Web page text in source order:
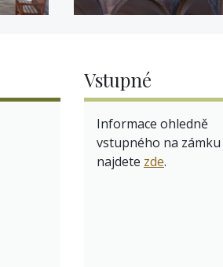
Vstupné
Informace ohledně
vstupného na
najdete zde.